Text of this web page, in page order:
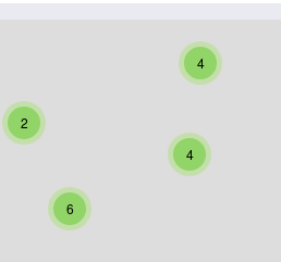
4
2
4
6